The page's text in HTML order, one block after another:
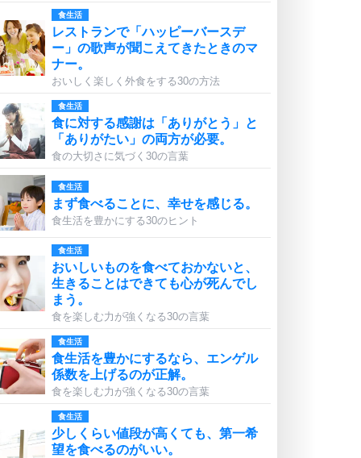
食生活
レストランで「ハッピーバースデ
ー」の歌声が聞こえてきたときのマ
ナー。
おいしく楽しく外食をする30の方法
食生活
食に対する感謝は「ありがとう」と
「ありがたい」の両方が必要。
食の大切さに気づく30の言葉
食生活
まず食べることに、幸せを感じる。
食生活を豊かにする30のヒント
食生活
おいしいものを食べておかないと、
生きることはできても心が死んでし
まう。
食を楽しむ力が強くなる30の言葉
食生活
食生活を豊かにするなら、エンゲル
係数を上げるのが正解。
食を楽しむ力が強くなる30の言葉
食生活
少しくらい値段が高くても、第一希
望を食べるのがいい。